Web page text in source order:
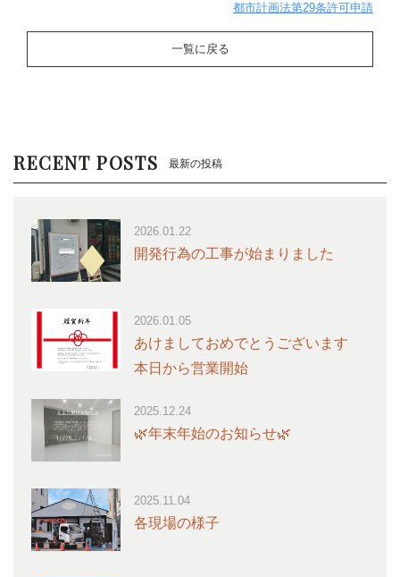
一覧に戻る
都市計画法第29条許可申請
RECENT POSTS 最新の投稿
2026.01.22
開発行為の工事が始まりました
2026.01.05
あけましておめでとうございます
本日から営業開始
2025.12.24
🌿年末年始のお知らせ🌿
2025.11.04
各現場の様子